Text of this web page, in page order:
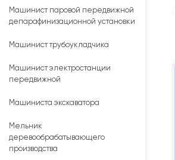
Машинист паровой передвижной
депарафинизационной установки
Машинист трубоукладчика
Машинист электростанции
передвижной
Машиниста экскаватора
Мельник
деревообрабатывающего
производства